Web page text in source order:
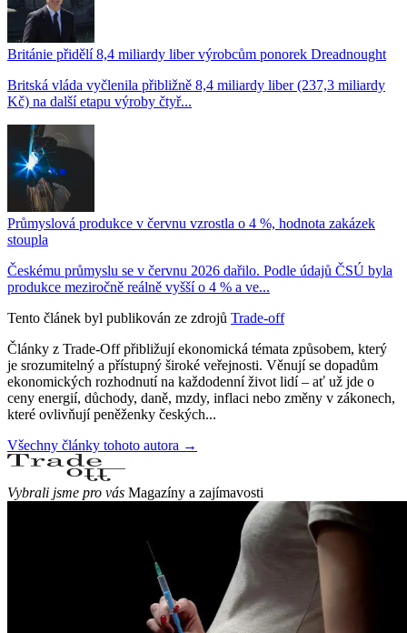
Británie přidělí 8,4 miliardy liber výrobcům ponorek Dreadnought
Britská vláda vyčlenila přibližně 8,4 miliardy liber (237,3 miliardy
Kč) na další etapu výroby čtyř...
Průmyslová produkce v červnu vzrostla o 4 %, hodnota zakázek
stoupla
Českému průmyslu se v červnu 2026 dařilo. Podle údajů ČSÚ byla
produkce meziročně reálně vyšší o 4 % a ve...
Tento článek byl publikován ze zdrojů Trade-off
Články z Trade-Off přibližují ekonomická témata způsobem, který
je srozumitelný a přístupný široké veřejnosti. Věnují se dopadům
ekonomických rozhodnutí na každodenní život lidí – ať už jde o
ceny energií, důchody, daně, mzdy, inflaci nebo změny v zákonech,
které ovlivňují peněženky českých...
Všechny články tohoto autora →
Vybrali jsme pro vás Magazíny a zajímavosti